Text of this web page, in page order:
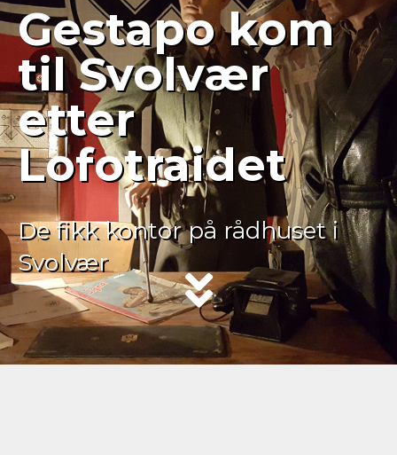
Gestapo kom
til Svolvær
etter
Lofotraidet
De fikk kontor på rådhuset i
Svolvær